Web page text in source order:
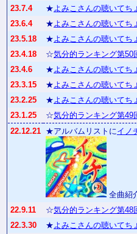
23.7.4
★よみこさんの聴いてち
23.6.4
★よみこさんの聴いてち
23.5.18
★よみこさんの聴いてち
23.4.18
☆気分的ランキング第50
23.4.6
★よみこさんの聴いてち
23.3.15
★よみこさんの聴いてち
23.2.25
★よみこさんの聴いてち
23.1.25
☆気分的ランキング第49
22.12.21 ★アルバムリストにイノ
全曲紹
22.9.11
☆気分的ランキング第48
22.3.30
★よみこさんの聴いてち